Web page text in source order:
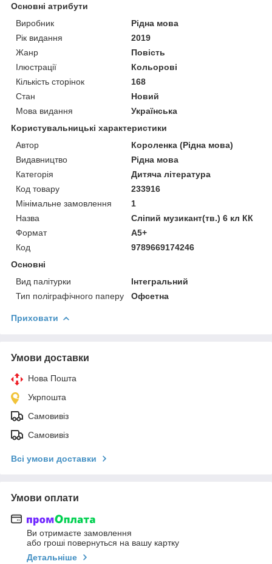
Основні атрибути
Виробник
Рідна мова
Рік видання
2019
Жанр
Повість
Ілюстрації
Кольорові
Кількість сторінок
168
Стан
Новий
Мова видання
Українська
Користувальницькі характеристики
Автор
Короленка (Рідна мова)
Видавництво
Рідна мова
Категорія
Дитяча література
Код товару
233916
Мінімальне замовлення
1
Назва
Сліпий музикант(тв.) 6 кл КК
Формат
А5+
Код
9789669174246
Основні
Вид палітурки
Інтегральний
Тип поліграфічного паперу
Офсетна
Приховати
Умови доставки
Нова Пошта
Укрпошта
Самовивіз
Самовивіз
Всі умови доставки
Умови оплати
Ви отримаєте замовлення
або гроші повернуться на вашу картку
Детальніше